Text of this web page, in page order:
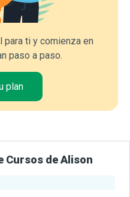
para ti y comienza en
paso a paso.
plan
Cursos de Alison